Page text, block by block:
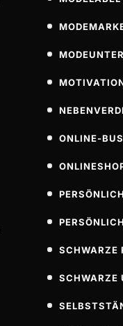
ONLINE-
SCHWARZE
SCHWARZE